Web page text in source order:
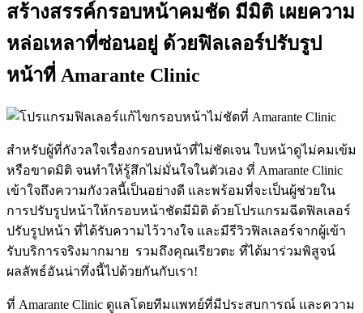
สร้างสรรค์กรอบหน้าคมชัด มีมิติ เผยความ
หล่อเหลาที่ซ่อนอยู่ ด้วยฟิลเลอร์ปรับรูป
หน้าที่ Amarante Clinic
สำหรับผู้ที่กังวลใจเรื่องกรอบหน้าที่ไม่ชัดเจน ใบหน้าดูไม่คมเข้ม
หรือขาดมิติ จนทำให้รู้สึกไม่มั่นใจในตัวเอง ที่ Amarante Clinic
เข้าใจถึงความกังวลนี้เป็นอย่างดี และพร้อมที่จะเป็นผู้ช่วยใน
การปรับรูปหน้าให้กรอบหน้าชัดมีมิติ ด้วยโปรแกรมฉีดฟิลเลอร์
ปรับรูปหน้า ที่ได้รับความไว้วางใจ และมีรีวิวฟิลเลอร์จากผู้เข้า
รับบริการจริงมากมาย รวมถึงคุณเรียวตะ ที่ได้มาร่วมพิสูจน์
ผลลัพธ์อันน่าทึ่งนี้ไปด้วยกันกับเรา!
ที่ Amarante Clinic ดูแลโดยทีมแพทย์ที่มีประสบการณ์ และความ